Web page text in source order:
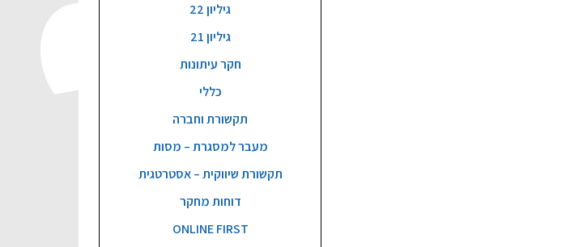
גיליון 22
גיליון 21
חקר עיתונות
כללי
תקשורת וחברה
מעבר למסגרת – מסות
תקשורת שיווקית – אסטרטגית
דוחות מחקר
ONLINE FIRST